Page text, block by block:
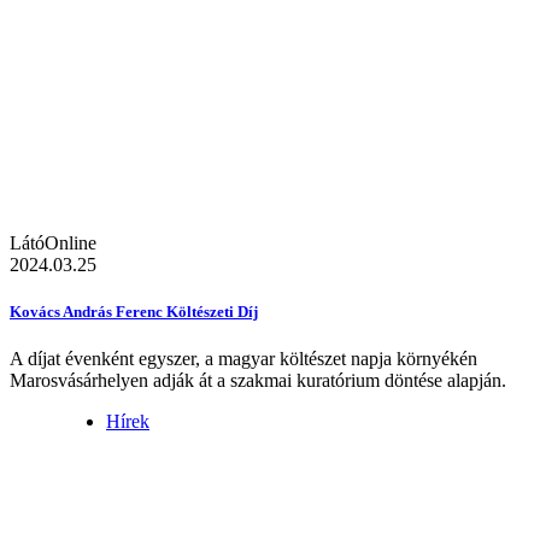
LátóOnline
2024.03.25
Kovács András Ferenc Költészeti Díj
A díjat évenként egyszer, a magyar költészet napja környékén
Marosvásárhelyen adják át a szakmai kuratórium döntése alapján.
Hírek